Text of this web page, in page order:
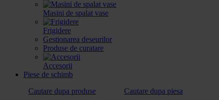
Masini de spalat vase
Frigidere
Gestionarea deseurilor
Produse de curatare
Accesorii
Piese de schimb
Cautare dupa produse
Cautare dupa piesa